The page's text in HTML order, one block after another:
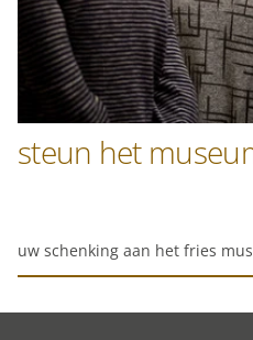
steun het
uw schenking aan het fries